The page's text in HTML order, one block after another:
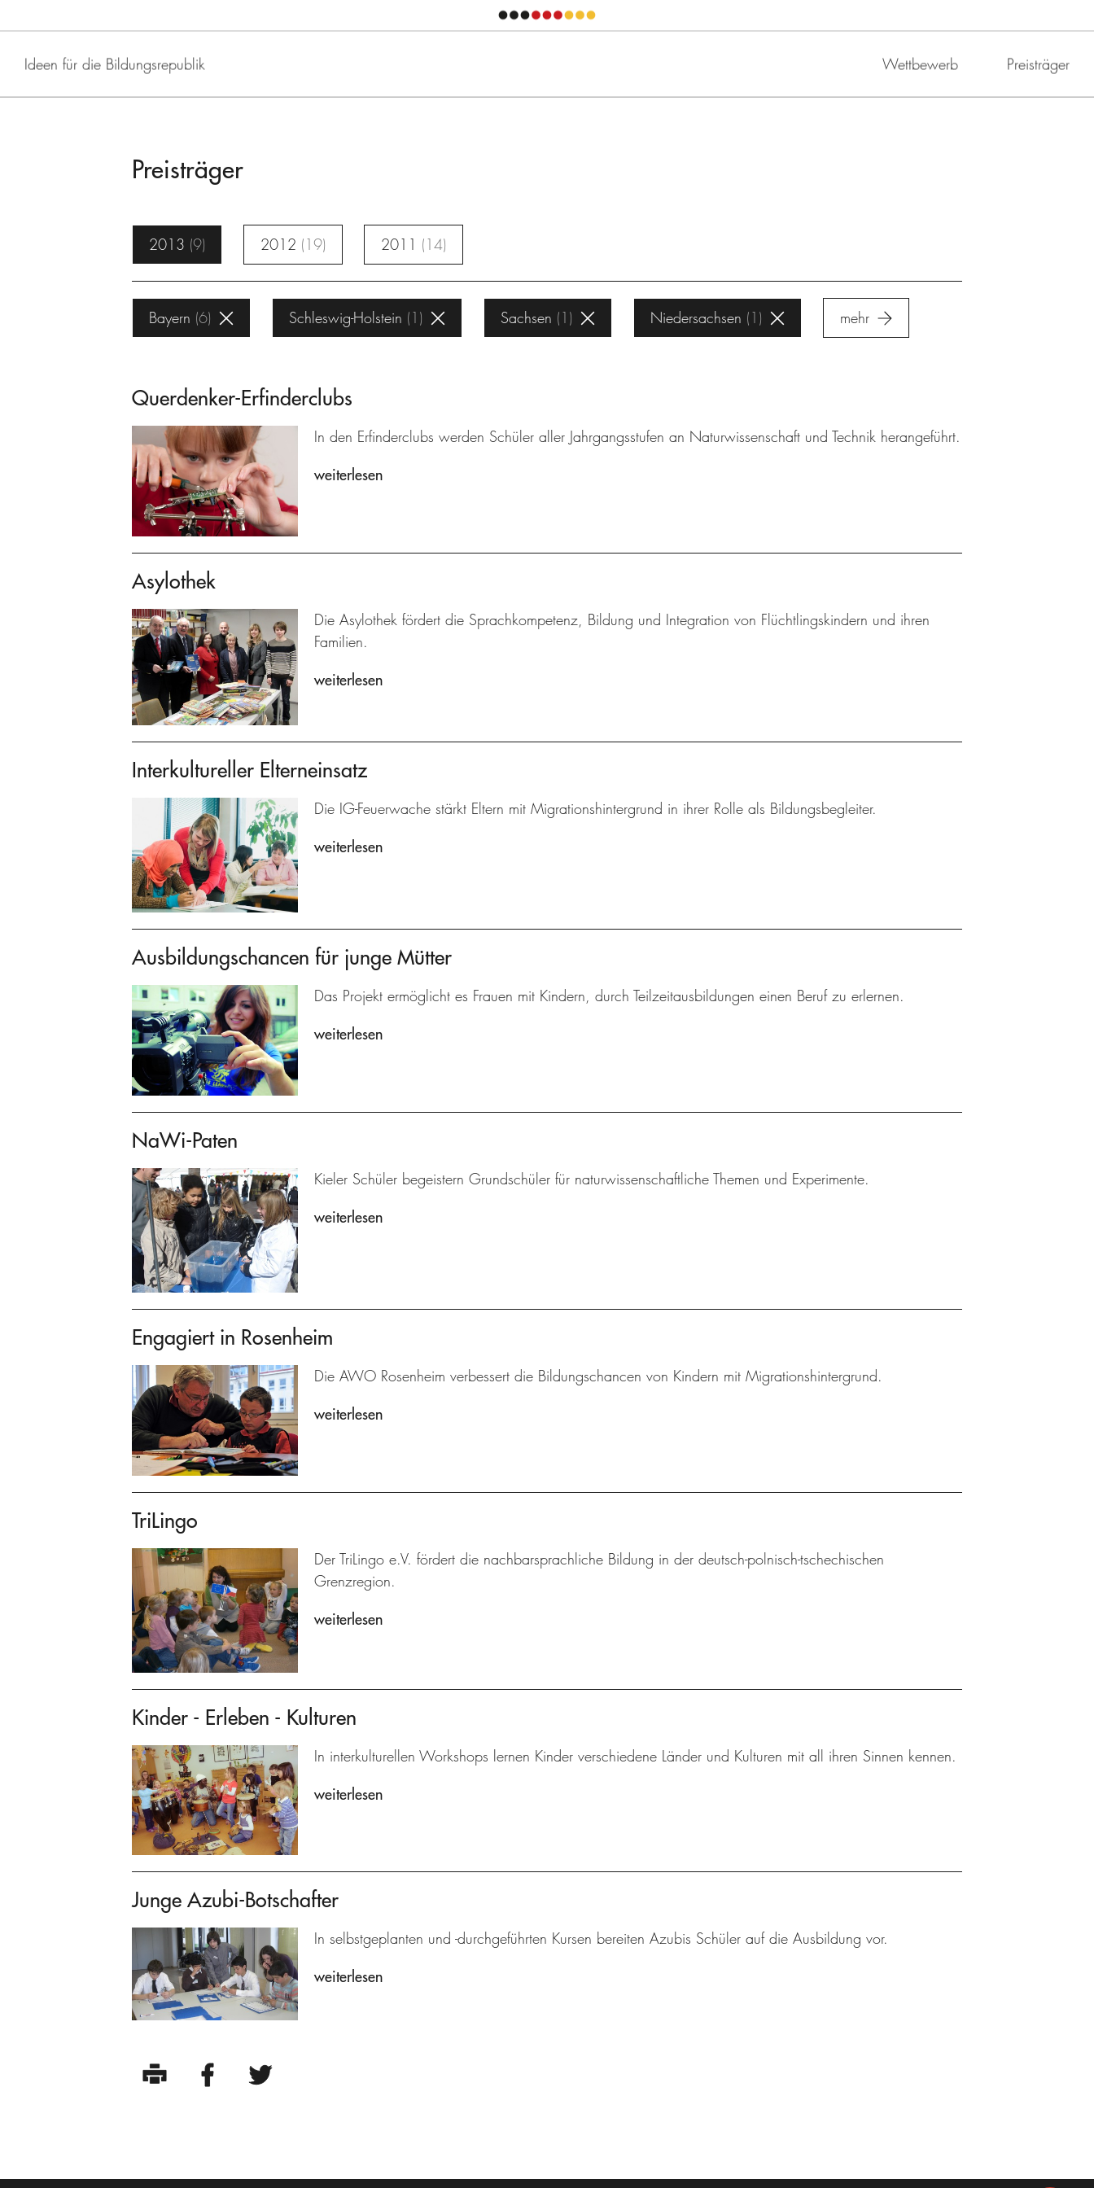
Ideen für die Bildungsrepublik Wettbewerb Preisträger
Preisträger
2013 9 2012 19 2011 14
Bayern 6 Schleswig-Holstein 1 Sachsen 1 Niedersachsen 1 mehr
Querdenker-Erfinderclubs
In den Erfinderclubs werden Schüler aller Jahrgangsstufen an Naturwissenschaft und Technik herangeführt.
weiterlesen
Asylothek
Die Asylothek fördert die Sprachkompetenz, Bildung und Integration von Flüchtlingskindern und ihren
Familien.
weiterlesen
Interkultureller Elterneinsatz
Die IG-Feuerwache stärkt Eltern mit Migrationshintergrund in ihrer Rolle als Bildungsbegleiter.
weiterlesen
Ausbildungschancen für junge Mütter
Das Projekt ermöglicht es Frauen mit Kindern, durch Teilzeitausbildungen einen Beruf zu erlernen.
weiterlesen
NaWi-Paten
Kieler Schüler begeistern Grundschüler für naturwissenschaftliche Themen und Experimente.
weiterlesen
Engagiert in Rosenheim
Die AWO Rosenheim verbessert die Bildungschancen von Kindern mit Migrationshintergrund.
weiterlesen
TriLingo
Der TriLingo e.V. fördert die nachbarsprachliche Bildung in der deutsch-polnisch-tschechischen
Grenzregion.
weiterlesen
Kinder - Erleben - Kulturen
In interkulturellen Workshops lernen Kinder verschiedene Länder und Kulturen mit all ihren Sinnen kennen.
weiterlesen
Junge Azubi-Botschafter
In selbstgeplanten und -durchgeführten Kursen bereiten Azubis Schüler auf die Ausbildung vor.
weiterlesen